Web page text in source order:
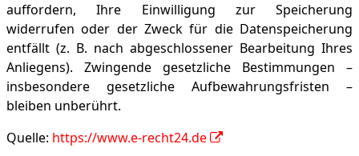
auffordern, Ihre Einwilligung zur Speicherung
widerrufen oder der Zweck für die Datenspeicherung
entfällt (z. B. nach abgeschlossener Bearbeitung Ihres
Anliegens). Zwingende gesetzliche Bestimmungen –
insbesondere gesetzliche Aufbewahrungsfristen –
bleiben unberührt.
Quelle: https://www.e-recht24.de